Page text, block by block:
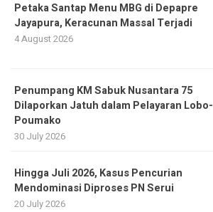
Petaka Santap Menu MBG di Depapre
Jayapura, Keracunan Massal Terjadi
4 August 2026
Penumpang KM Sabuk Nusantara 75
Dilaporkan Jatuh dalam Pelayaran Lobo-
Poumako
30 July 2026
Hingga Juli 2026, Kasus Pencurian
Mendominasi Diproses PN Serui
20 July 2026